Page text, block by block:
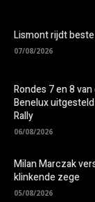
Lismont rijdt
07/08/2026
Rondes 7 en 8
Benelux
Rally
06/08/2026
Milan Marczak
klinkende zege
05/08/2026